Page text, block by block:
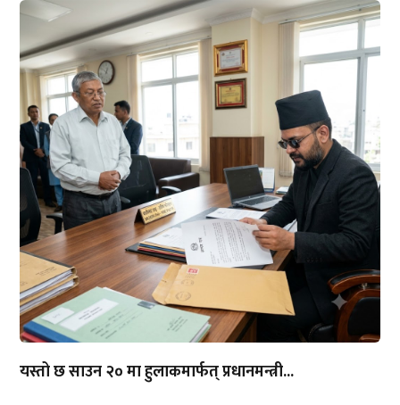
यस्तो छ साउन २० मा हुलाकमार्फत् प्रधानमन्त्री...